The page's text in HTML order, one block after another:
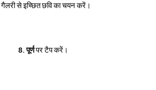
गैलरी से इच्छित छवि का चयन करें।
8. पूर्णपर टैप करें।